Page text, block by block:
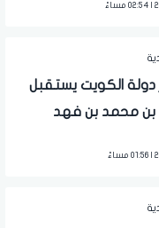
دولة الكويت يستقبل
بن محمد بن فهد